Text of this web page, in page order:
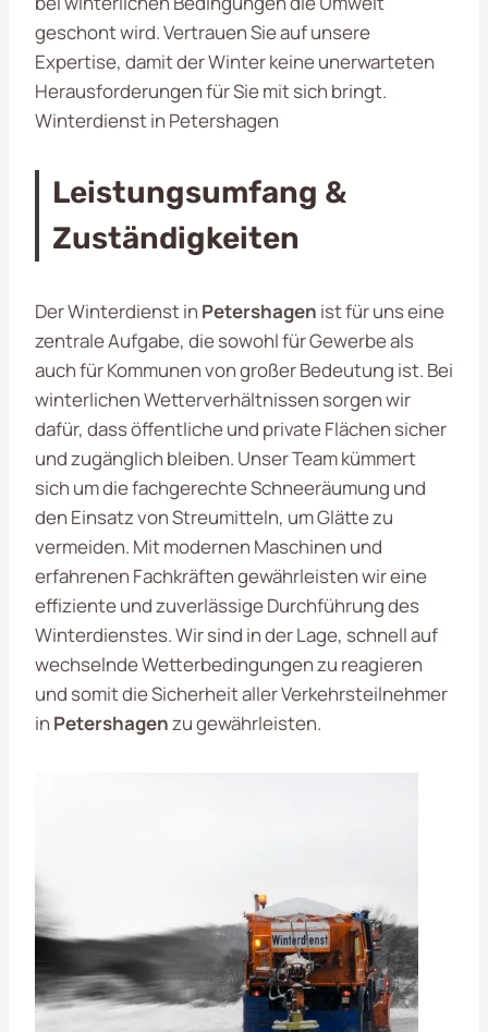
geschont wird. Vertrauen Sie auf unsere
Expertise, damit der Winter keine unerwarteten
Herausforderungen für Sie mit sich bringt.
Winterdienst in Petershagen
Leistungsumfang &
Zuständigkeiten
Der Winterdienst in Petershagen ist für uns eine
zentrale Aufgabe, die sowohl für Gewerbe als
auch für Kommunen von großer Bedeutung ist. Bei
winterlichen Wetterverhältnissen sorgen wir
dafür, dass öffentliche und private Flächen sicher
und zugänglich bleiben. Unser Team kümmert
sich um die fachgerechte Schneeräumung und
den Einsatz von Streumitteln, um Glätte zu
vermeiden. Mit modernen Maschinen und
erfahrenen Fachkräften gewährleisten wir eine
effiziente und zuverlässige Durchführung des
Winterdienstes. Wir sind in der Lage, schnell auf
wechselnde Wetterbedingungen zu reagieren
und somit die Sicherheit aller Verkehrsteilnehmer
in Petershagenzu gewährleisten.